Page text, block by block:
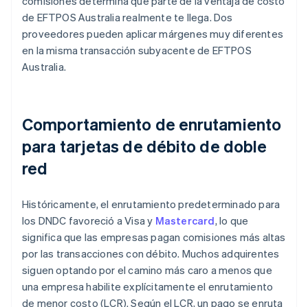
de EFTPOS Australia realmente te llega. Dos
proveedores pueden aplicar márgenes muy diferentes
en la misma transacción subyacente de EFTPOS
Australia.
Comportamiento de enrutamiento
para tarjetas de débito de doble
red
Históricamente, el enrutamiento predeterminado para
los DNDC favoreció a Visa y Mastercard, lo que
significa que las empresas pagan comisiones más altas
por las transacciones con débito. Muchos adquirentes
siguen optando por el camino más caro a menos que
una empresa habilite explícitamente el enrutamiento
de menor costo (LCR). Según el LCR, un pago se enruta